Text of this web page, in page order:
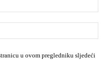
u ovom pregledniku sljedeći